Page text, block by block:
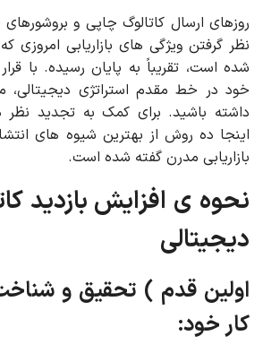
روزهای ارسال کاتالوگ چاپی و
نظر گرفتن ویژگی های بازاریابی امروزی
شده است، تقریباً به پایان رسیده. با
خود در خط مقدم استراتژی دیجیتالی،
داشته باشید. برای کمک به تجدید نظر
اینجا ده روش از بهترین شیوه های
بازاریابی مدرن گفته شده است.
نحوه ی افزایش بازدید
دیجیتالی
اولین قدم ) تحقیق و
کار خود: